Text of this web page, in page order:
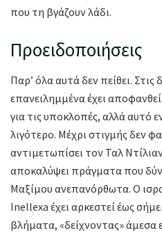
που τη βγάζουν λάδι.
Προειδοποιήσεις
Παρ’ όλα αυτά δεν πείθει.
επανειλημμένα έχει
για τις υποκλοπές, αλλά αυτό
λιγότερο. Μέχρι στιγμής δεν
αντιμετωπίσει τον Ταλ
αποκαλύψει πράγματα που
Μαξίμου ανεπανόρθωτα. Ο
Inellexa έχει αρκεστεί έως
βλήματα, «δείχνοντας» άμεσα